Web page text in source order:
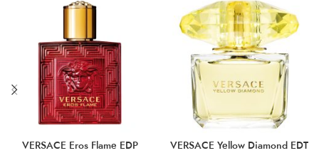
VERSACE Eros Flame EDP VERSACE Yellow Diamond EDT